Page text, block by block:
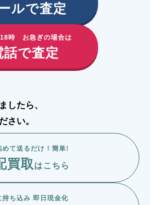
ルで査定
時 お急ぎの場合は
話で査定
したら、
さい。
めて送るだけ！簡単!
買取 はこちら
持ち込み 即日現金化